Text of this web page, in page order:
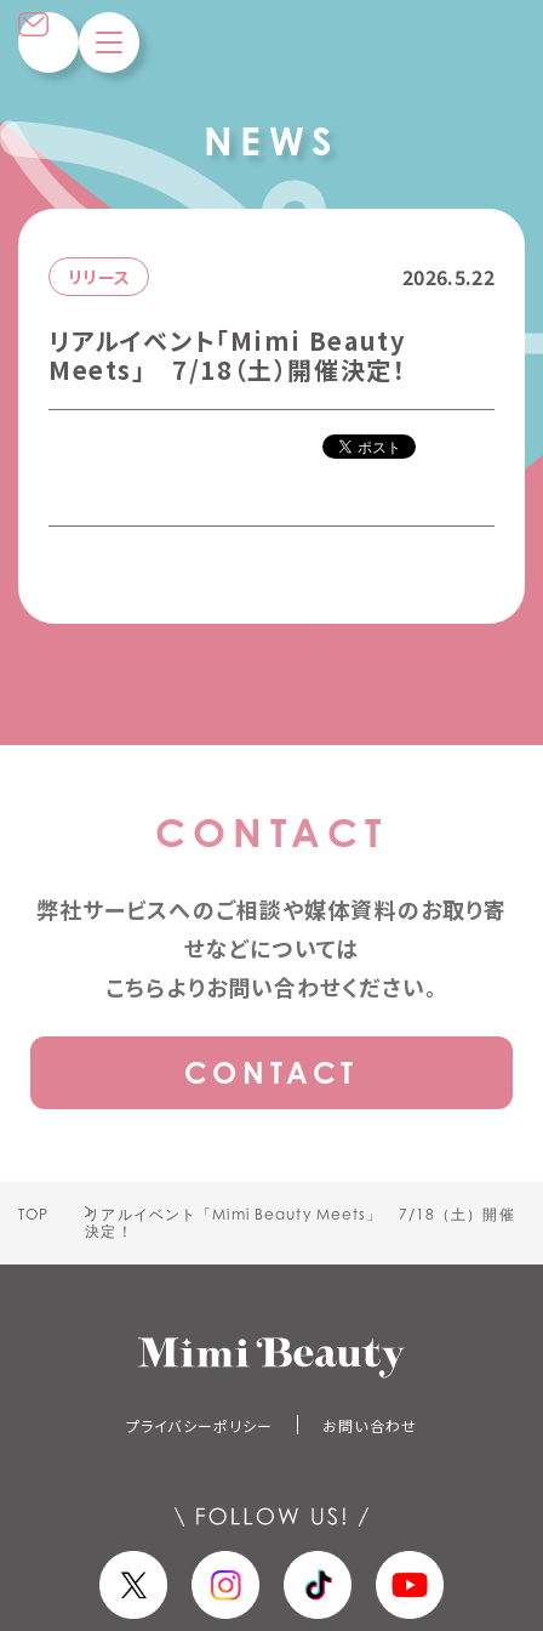
N E W S
リリース 2026.5.22
リアルイベント「Mimi Beauty
Meets」 7/18（土）開催決定！
CONTACT
弊社サービスへのご相談や媒体資料のお取り寄
せなどについては
こちらよりお問い合わせください。
CONTACT
TOP
リアルイベント「Mimi Beauty Meets」 7/18（土）開催
決定！
プライバシーポリシー お問い合わせ